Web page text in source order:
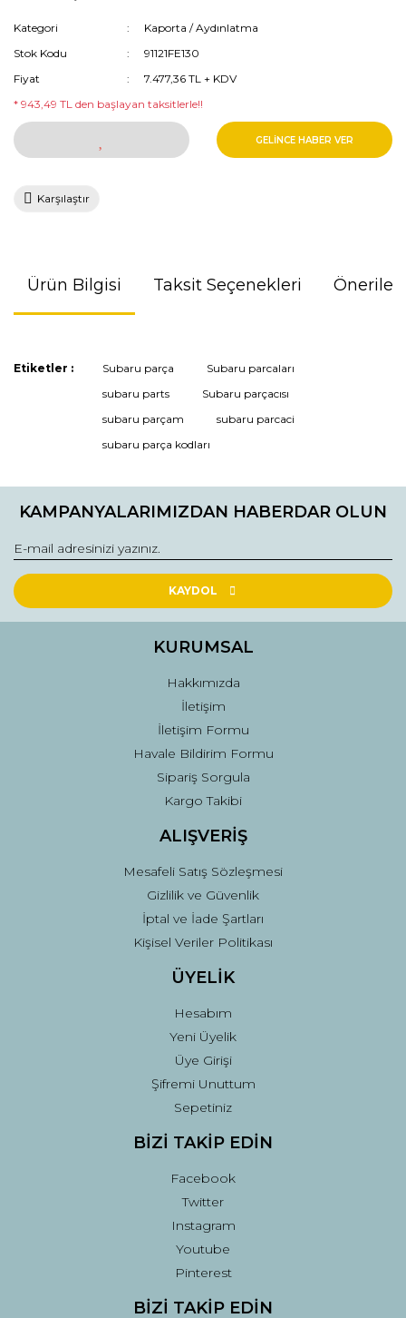
Kategori
Kaporta / Aydınlatma
Stok Kodu
91121FE130
Fiyat
7.477,36 TL + KDV
* 943,49 TL den başlayan taksitlerle!!
GELİNCE HABER VER
Karşılaştır
Ürün Bilgisi Taksit Seçenekleri
Bu ürünün fiyat bilgisi, resim, ürün açıklamalarında ve diğer
kullanarak tarafımıza iletebilirsiniz.
Görüş ve önerileriniz için teşekkür ederiz.
Ürün açıklamasında eksik bilgiler bulunuyor.
Ürün bilgilerinde hatalar bulunuyor.
Bu ürüne benzer farklı alternatifler olmalı.
Gönder
Etiketler : Subaru parça
Subaru parcaları
subaru parts
Subaru parçacısı
subaru parçam
subaru parcaci
subaru parça kodları
KAMPANYALARIMIZDAN HABERDAR OLUN
KAYDOL
KURUMSAL
Hakkımızda
İletişim
İletişim Formu
Havale Bildirim Formu
Sipariş Sorgula
Kargo Takibi
ALIŞVERİŞ
Mesafeli Satış Sözleşmesi
Gizlilik ve Güvenlik
İptal ve İade Şartları
Kişisel Veriler Politikası
ÜYELİK
Hesabım
Yeni Üyelik
Üye Girişi
Şifremi Unuttum
Sepetiniz
BİZİ TAKİP EDİN
Facebook
Twitter
Instagram
Youtube
Pinterest
BİZİ TAKİP EDİN